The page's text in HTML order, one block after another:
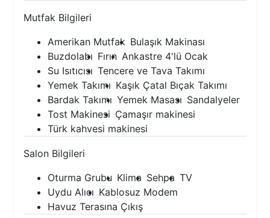
Mutfak Bilgileri
Amerikan Mutfak Bulaşık Makinası
Buzdolabı Fırın Ankastre 4'lü Ocak
Su Isıtıcısı Tencere ve Tava Takımı
Yemek Takımı Kaşık Çatal Bıçak Takımı
Bardak Takımı Yemek Masası Sandalyeler
Tost Makinesi Çamaşır makinesi
Türk kahvesi makinesi
Salon Bilgileri
Oturma Grubu Klima Sehpa TV
Uydu Alıcı Kablosuz Modem
Havuz Terasına Çıkış